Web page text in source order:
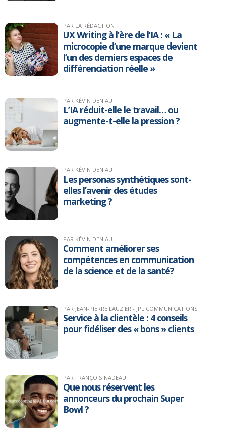
PAR LA RÉDACTION
UX Writing à l’ère de l’IA : « La
microcopie d’une marque devient
l’un des derniers espaces de
différenciation réelle »
PAR KÉVIN DENIAU
L’IA réduit-elle le travail… ou
augmente-t-elle la pression ?
PAR KÉVIN DENIAU
Les personas synthétiques sont-
elles l’avenir des études
marketing ?
PAR KÉVIN DENIAU
Comment améliorer ses
compétences en communication
de la science et de la santé?
PAR JEAN-PIERRE LAUZIER - JPL COMMUNICATIONS
Service à la clientèle : 4 conseils
pour fidéliser des « bons » clients
PAR FRANÇOIS NADEAU
Que nous réservent les
annonceurs du prochain Super
Bowl ?